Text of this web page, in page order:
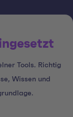
Tools. Richtig
Wissen und